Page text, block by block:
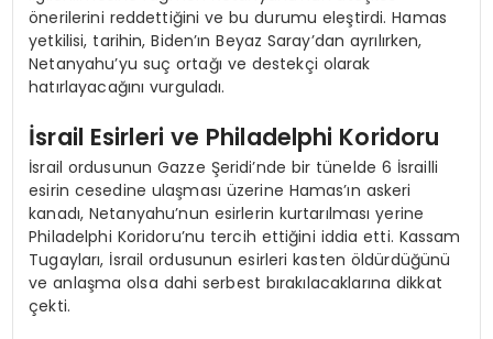
önerilerini reddettiğini ve bu durumu eleştirdi. Hamas
yetkilisi, tarihin, Biden’ın Beyaz Saray’dan ayrılırken,
Netanyahu’yu suç ortağı ve destekçi olarak
hatırlayacağını vurguladı.
İsrail Esirleri ve Philadelphi Koridoru
İsrail ordusunun Gazze Şeridi’nde bir tünelde 6 İsrailli
esirin cesedine ulaşması üzerine Hamas’ın askeri
kanadı, Netanyahu’nun esirlerin kurtarılması yerine
Philadelphi Koridoru’nu tercih ettiğini iddia etti. Kassam
Tugayları, İsrail ordusunun esirleri kasten öldürdüğünü
ve anlaşma olsa dahi serbest bırakılacaklarına dikkat
çekti.